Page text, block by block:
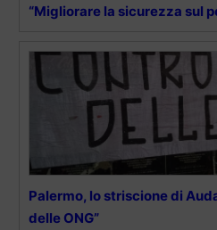
“Migliorare la sicurezza sul
Palermo, lo striscione di
delle ONG”